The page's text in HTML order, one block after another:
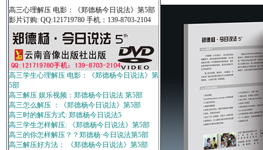
高三心理解压 电影：《郑德杨今日说法》第5部
影片订购: QQ:121719780 手机：139-8703-2104
高三学生心理解压 电影：《郑德杨今日说法》第
5部
高三解压 娱乐视频：郑德杨今日说法 第5部
高三怎么解压 ：《郑德杨今日说法》第5部
高三时的解压方式: 郑德杨今日说法5
高三学生怎样解压: 《郑德杨今日说法》第5部
高三的你怎样解压？？郑德杨·今日说法第5部
高三解压好方法： 《郑德杨今日说法》第5部